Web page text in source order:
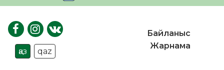
қаз qaz
Байланыс
Жарнама